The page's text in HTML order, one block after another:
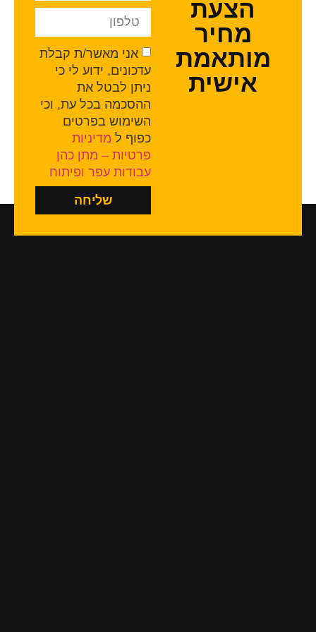
הצעת
מחיר
מותאמת
אישית
אני מאשר/ת קבלת
עדכונים, ידוע לי כי
ניתן לבטל את
ההסכמה בכל עת, וכי
השימוש בפרטים
כפוף ל מדיניות
פרטיות – מתן כהן
עבודות עפר ופיתוח
שליחה